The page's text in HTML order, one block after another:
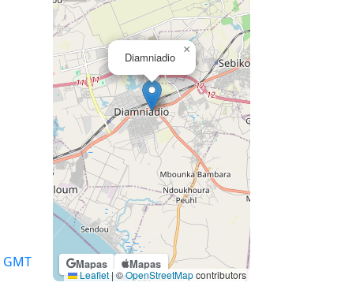
GMT Mapas Mapas
Diamniadio
×
Leaflet | ©OpenStreetMapcontributors